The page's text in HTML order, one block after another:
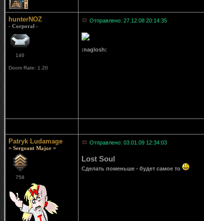
1
hunterNOZ
- Corporal -
146
Doom Rate: 1.20
Отправлено: 27.12.08 20:14:35
:naglosh:
Patryk Ludamage
= Sergeant Major =
758
Отправлено: 03.01.09 12:34:03
Lost Soul
Сделать поменьше - будет самое то